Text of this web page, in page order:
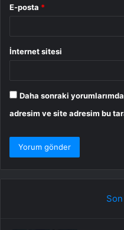
E-posta *
İnternet sitesi
Daha sonraki
adresim ve site adresim bu